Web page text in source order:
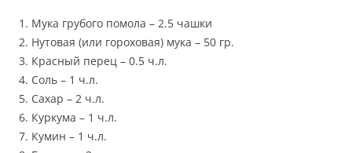
1. Мука грубого помола – 2.5 чашки
2. Нутовая (или гороховая) мука – 50 гр.
3. Красный перец – 0.5 ч.л.
4. Соль – 1 ч.л.
5. Сахар – 2 ч.л.
6. Куркума – 1 ч.л.
7. Кумин – 1 ч.л.